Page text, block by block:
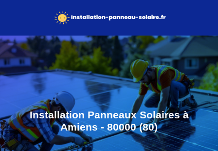
Installation Panneaux Solaires à
Amiens - 80000 (80)